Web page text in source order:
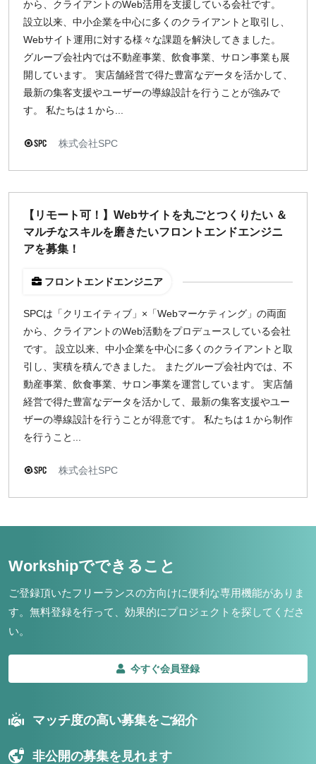
から、クライアントのWeb活用を支援している会社です。
設立以来、中小企業を中心に多くのクライアントと取引し、
Webサイト運用に対する様々な課題を解決してきました。
グループ会社内では不動産事業、飲食事業、サロン事業も展
開しています。 実店舗経営で得た豊富なデータを活かして、
最新の集客支援やユーザーの導線設計を行うことが強みで
す。 私たちは１から...
株式会社SPC
【リモート可！】Webサイトを丸ごとつくりたい ＆
マルチなスキルを磨きたいフロントエンドエンジニ
アを募集！
フロントエンドエンジニア
SPCは「クリエイティブ」×「Webマーケティング」の両面
から、クライアントのWeb活動をプロデュースしている会社
です。 設立以来、中小企業を中心に多くのクライアントと取
引し、実積を積んできました。 またグループ会社内では、不
動産事業、飲食事業、サロン事業を運営しています。 実店舗
経営で得た豊富なデータを活かして、最新の集客支援やユー
ザーの導線設計を行うことが得意です。 私たちは１から制作
を行うこと...
株式会社SPC
Workshipでできること
ご登録頂いたフリーランスの方向けに便利な専用機能がありま
す。 無料登録を行って、効果的にプロジェクトを探してくださ
い。
今すぐ会員登録
マッチ度の高い募集をご紹介
非公開の募集を見れます